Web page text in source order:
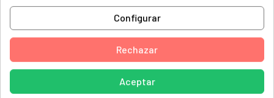
AMICA, 3LVF-638X
AMICA, 50410
Configurar
Rechazar
Aceptar